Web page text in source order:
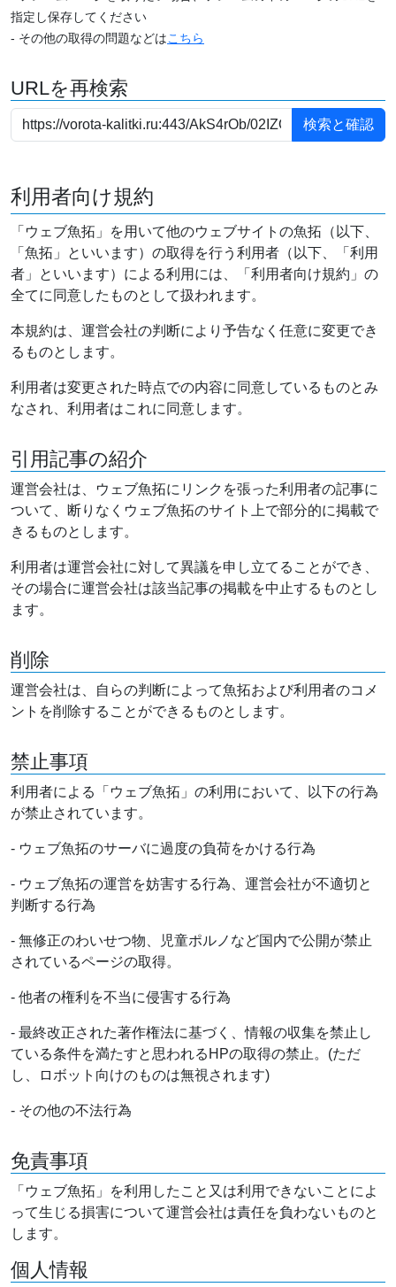
指定し保存してください
- その他の取得の問題などはこちら
URLを再検索
利用者向け規約
「ウェブ魚拓」を用いて他のウェブサイトの魚拓（以下、
「魚拓」といいます）の取得を行う利用者（以下、「利用
者」といいます）による利用には、「利用者向け規約」の
全てに同意したものとして扱われます。
本規約は、運営会社の判断により予告なく任意に変更でき
るものとします。
利用者は変更された時点での内容に同意しているものとみ
なされ、利用者はこれに同意します。
引用記事の紹介
運営会社は、ウェブ魚拓にリンクを張った利用者の記事に
ついて、断りなくウェブ魚拓のサイト上で部分的に掲載で
きるものとします。
利用者は運営会社に対して異議を申し立てることができ、
その場合に運営会社は該当記事の掲載を中止するものとし
ます。
削除
運営会社は、自らの判断によって魚拓および利用者のコメ
ントを削除することができるものとします。
禁止事項
利用者による「ウェブ魚拓」の利用において、以下の行為
が禁止されています。
- ウェブ魚拓のサーバに過度の負荷をかける行為
- ウェブ魚拓の運営を妨害する行為、運営会社が不適切と
判断する行為
- 無修正のわいせつ物、児童ポルノなど国内で公開が禁止
されているページの取得。
- 他者の権利を不当に侵害する行為
- 最終改正された著作権法に基づく、情報の収集を禁止し
ている条件を満たすと思われるHPの取得の禁止。(ただ
し、ロボット向けのものは無視されます)
- その他の不法行為
免責事項
「ウェブ魚拓」を利用したこと又は利用できないことによ
って生じる損害について運営会社は責任を負わないものと
します。
個人情報